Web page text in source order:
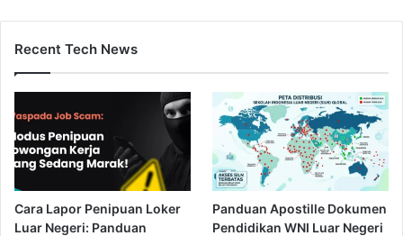
Recent Tech News
Cara Lapor Penipuan Loker
Luar Negeri: Panduan
Panduan Apostille Dokumen
Pendidikan WNI Luar Negeri